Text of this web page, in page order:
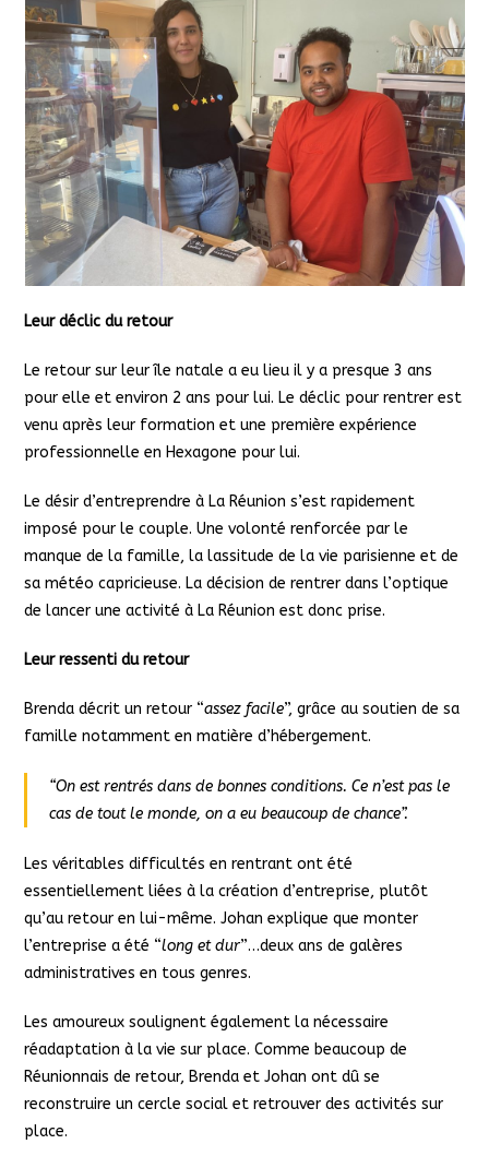
Leur déclic du retour
Le retour sur leur île natale a eu lieu il y a presque 3 ans
pour elle et environ 2 ans pour lui. Le déclic pour rentrer est
venu après leur formation et une première expérience
professionnelle en Hexagone pour lui.
Le désir d’entreprendre à La Réunion s’est rapidement
imposé pour le couple. Une volonté renforcée par le
manque de la famille, la lassitude de la vie parisienne et de
sa météo capricieuse. La décision de rentrer dans l’optique
de lancer une activité à La Réunion est donc prise.
Leur ressenti du retour
Brenda décrit un retour “assez facile”, grâce au soutien de sa
famille notamment en matière d’hébergement.
“On est rentrés dans de bonnes conditions. Ce n’est pas le
cas de tout le monde, on a eu beaucoup de chance”.
Les véritables difficultés en rentrant ont été
essentiellement liées à la création d’entreprise, plutôt
qu’au retour en lui-même. Johan explique que monter
l’entreprise a été “long et dur”…deux ans de galères
administratives en tous genres.
Les amoureux soulignent également la nécessaire
réadaptation à la vie sur place. Comme beaucoup de
Réunionnais de retour, Brenda et Johan ont dû se
reconstruire un cercle social et retrouver des activités sur
place.